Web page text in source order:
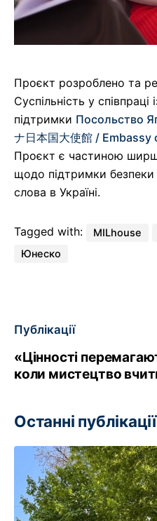
Проєкт розроблено та
Суспільність у співпраці
підтримки Посольство
ナ日本国大使館 /
Проєкт є частиною
щодо підтримки безпеки
слова в Україні.
Tagged with: MILhouse
Юнеско
Публікації
«Цінності
коли мистецтво
Останні публікації